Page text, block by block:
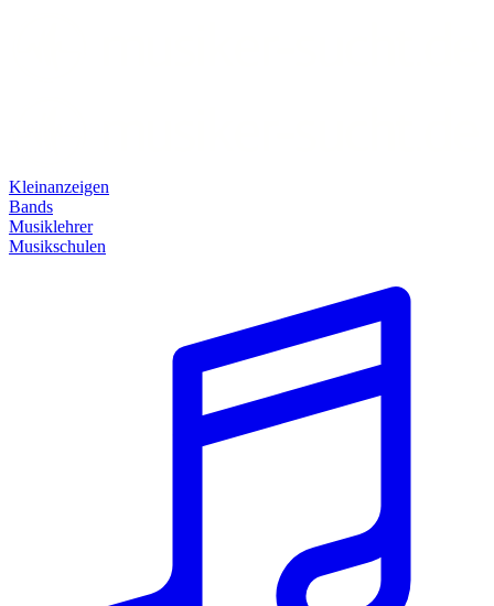
Kleinanzeigen
Bands
Musiklehrer
Musikschulen